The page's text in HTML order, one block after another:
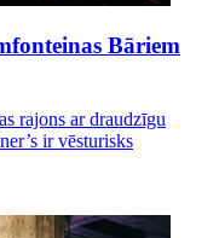
Bāriem
rajons ar draudzīgu
ir vēsturisks